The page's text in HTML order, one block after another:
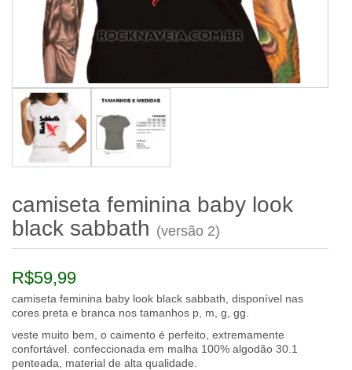
camiseta feminina baby look
black sabbath (versão 2)
R$59,99
camiseta feminina baby look black sabbath, disponível nas
cores preta e branca nos tamanhos p, m, g, gg.
veste muito bem, o caimento é perfeito, extremamente
confortável. confeccionada em malha 100% algodão 30.1
penteada, material de alta qualidade.